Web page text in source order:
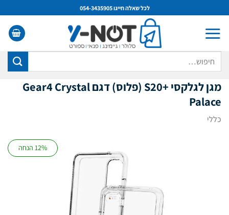
to
content
לכל שאלה חייגו 054-3435905
מגן לגלקסי +S20 (פלוס) דגם Gear4 Crystal
Palace
כללי
12% הנחה